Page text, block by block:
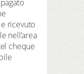
ricevuto
nell’area
cheque